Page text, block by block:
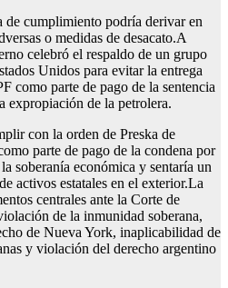
de cumplimiento podría derivar en
o medidas de desacato.A
celebró el respaldo de un grupo
Unidos para evitar la entrega
como parte de pago de la sentencia
expropiación de la petrolera.
con la orden de Preska de
parte de pago de la condena por
soberanía económica y sentaría un
activos estatales en el exterior.La
centrales ante la Corte de
de la inmunidad soberana,
de Nueva York, inaplicabilidad de
y violación del derecho argentino